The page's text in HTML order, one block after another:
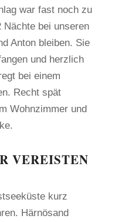
war fast noch zu
bei unseren
Anton bleiben. Sie
und herzlich
bei einem
Recht spät
Wohnzimmer und
VEREISTEN
kurz
Härnösand